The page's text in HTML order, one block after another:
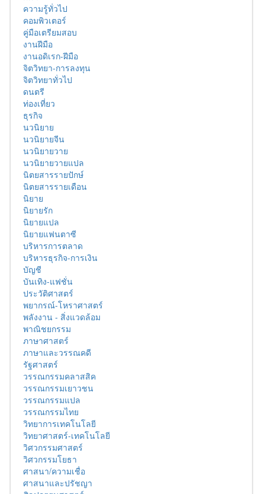
ความรู้ทั่วไป
คอมพิวเตอร์
คู่มือเตรียมสอบ
งานฝีมือ
งานอดิเรก-ฝีมือ
จิตวิทยา-การลงทุน
จิตวิทยาทั่วไป
ดนตรี
ท่องเที่ยว
ธุรกิจ
นวนิยาย
นวนิยายจีน
นวนิยายวาย
นวนิยายวายแปล
นิตยสารรายปักษ์
นิตยสารรายเดือน
นิยาย
นิยายรัก
นิยายแปล
นิยายแฟนตาซี
บริหารการตลาด
บริหารธุรกิจ-การเงิน
บัญชี
บันเทิง-แฟชั่น
ประวัติศาสตร์
พยากรณ์-โหราศาสตร์
พลังงาน - สิ่งแวดล้อม
พาณิชยกรรม
ภาษาศาสตร์
ภาษาและวรรณคดี
รัฐศาสตร์
วรรณกรรมคลาสสิค
วรรณกรรมเยาวชน
วรรณกรรมแปล
วรรณกรรมไทย
วิทยาการเทคโนโลยี
วิทยาศาสตร์-เทคโนโลยี
วิศวกรรมศาสตร์
วิศวกรรมโยธา
ศาสนา/ความเชื่อ
ศาสนาและปรัชญา